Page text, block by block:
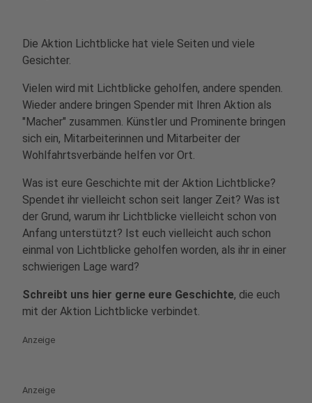
Die Aktion Lichtblicke hat viele Seiten und viele
Gesichter.
Vielen wird mit Lichtblicke geholfen, andere spenden.
Wieder andere bringen Spender mit Ihren Aktion als
"Macher" zusammen. Künstler und Prominente bringen
sich ein, Mitarbeiterinnen und Mitarbeiter der
Wohlfahrtsverbände helfen vor Ort.
Was ist eure Geschichte mit der Aktion Lichtblicke?
Spendet ihr vielleicht schon seit langer Zeit? Was ist
der Grund, warum ihr Lichtblicke vielleicht schon von
Anfang unterstützt? Ist euch vielleicht auch schon
einmal von Lichtblicke geholfen worden, als ihr in einer
schwierigen Lage ward?
Schreibt uns hier gerne eure Geschichte, die euch
mit der Aktion Lichtblicke verbindet.
Anzeige
Anzeige